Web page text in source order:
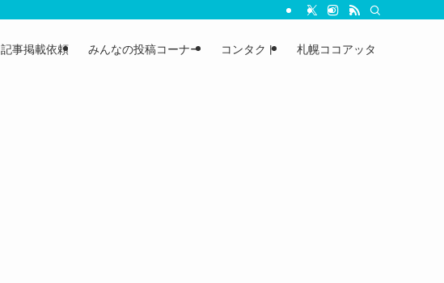
記事掲載依頼 みんなの投稿コーナー コンタクト 札幌ココアッタ